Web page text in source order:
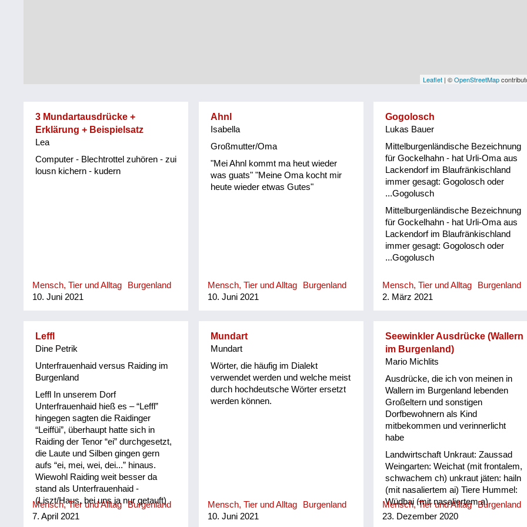
Leaflet | ©OpenStreetMap
3 Mundartausdrücke +
Erklärung + Beispielsatz
Lea
Computer - Blechtrottel zuhören - zui
lousn kichern - kudern
Mensch, Tier und Alltag
Burgenland
10. Juni 2021
Ahnl
Isabella
Großmutter/Oma
"Mei Ahnl kommt ma heut wieder
was guats" "Meine Oma kocht mir
heute wieder etwas Gutes"
Mensch, Tier und Alltag
Burgenland
10. Juni 2021
Gogolosch
Lukas Bauer
Mittelburgenländische Bezeichnung
für Gockelhahn - hat Urli-Oma aus
Lackendorf im Blaufränkischland
immer gesagt: Gogolosch oder
...Gogolusch
Mittelburgenländische Bezeichnung
für Gockelhahn - hat Urli-Oma aus
Lackendorf im Blaufränkischland
immer gesagt: Gogolosch oder
...Gogolusch
Mensch, Tier und Alltag
Burgenland
2. März 2021
Leffl
Dine Petrik
Unterfrauenhaid versus Raiding im
Burgenland
Leffl In unserem Dorf
Unterfrauenhaid hieß es – “Leffl”
hingegen sagten die Raidinger
“Leiffüi”, überhaupt hatte sich in
Raiding der Tenor “ei” durchgesetzt,
die Laute und Silben gingen gern
aufs “ei, mei, wei, dei...” hinaus.
Wiewohl Raiding weit besser da
stand als Unterfrauenhaid -
(Liszt/Haus, bei uns ja nur getauft)
bedauerten wir sie ob ihrer
Ausdrucksweise, wir fanden sie
Mensch, Tier und Alltag
Burgenland
7. April 2021
Mundart
Mundart
Wörter, die häufig im Dialekt
verwendet werden und welche meist
durch hochdeutsche Wörter ersetzt
werden können.
Mensch, Tier und Alltag
Burgenland
10. Juni 2021
Seewinkler Ausdrücke (Wallern
im Burgenland)
Mario Michlits
Ausdrücke, die ich von meinen in
Wallern im Burgenland lebenden
Großeltern und sonstigen
Dorfbewohnern als Kind
mitbekommen und verinnerlicht
habe
Landwirtschaft Unkraut: Zaussad
Weingarten: Weichat (mit frontalem,
schwachem ch) unkraut jäten: hailn
(mit nasaliertem ai) Tiere Hummel:
Wüdbai (mit nasaliertem a)
Eidechse: Darahaxl Feldhamster:
Mensch, Tier und Alltag
Burgenland
23. Dezember 2020